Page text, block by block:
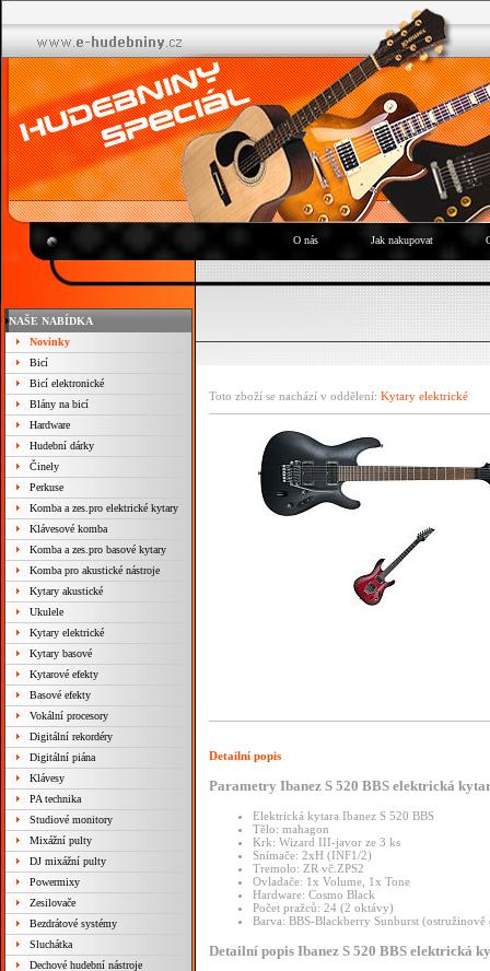
O nás Jak nakupovat
NAŠE NABÍDKA
Novinky
Bicí
Bicí elektronické
Blány na bicí
Hardware
Hudební dárky
Činely
Perkuse
Komba a zes.pro elektrické kytary
Klávesové komba
Komba a zes.pro basové kytary
Komba pro akustické nástroje
Kytary akustické
Ukulele
Kytary elektrické
Kytary basové
Kytarové efekty
Basové efekty
Vokální procesory
Digitální rekordéry
Digitální piána
Klávesy
PA technika
Studiové monitory
Mixážní pulty
DJ mixážní pulty
Powermixy
Zesilovače
Bezdrátové systémy
Sluchátka
Dechové hudební nástroje
Toto zboží se nachází v oddělení: Kytary elektrické
Detailní popis
Parametry Ibanez S 520 BBS elektrická
Elektrická kytara Ibanez S 520 BBS
Tělo: mahagon
Krk: Wizard III-javor ze 3 ks
Snímače: 2xH (INF1/2)
Tremolo: ZR vč.ZPS2
Ovladače: 1x Volume, 1x Tone
Hardware: Cosmo Black
Počet pražců: 24 (2 oktávy)
Barva: BBS-Blackberry Sunburst (ostružinově
Detailní popis Ibanez S 520 BBS elektrická